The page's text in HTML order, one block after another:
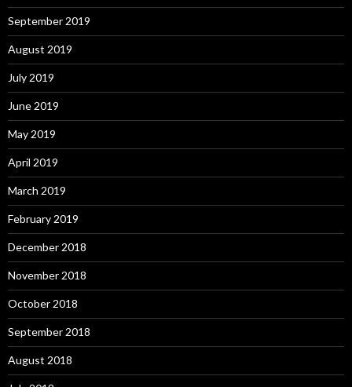
September 2019
August 2019
July 2019
June 2019
May 2019
April 2019
March 2019
February 2019
December 2018
November 2018
October 2018
September 2018
August 2018